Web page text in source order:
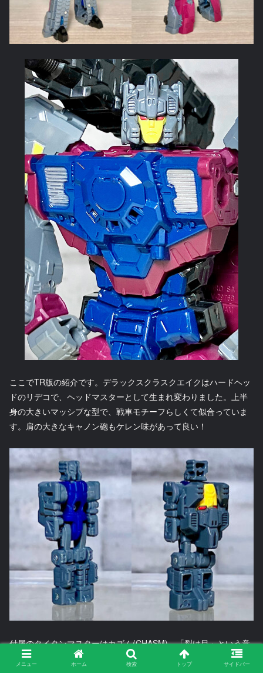
ここでTR版の紹介です。デラックスクラスクエイクはハードヘッ
ドのリデコで、ヘッドマスターとして生まれ変わりました。上半
身の大きいマッシブな型で、戦車モチーフらしくて似合っていま
す。肩の大きなキャノン砲もケレン味があって良い！
付属のタイタンマスターはカズム(CHASM)。「裂け目」という意
味なのでクエイクと対になっているんですね。なお海外準拠なの
メニュー ホーム 検索 トップ サイドバー